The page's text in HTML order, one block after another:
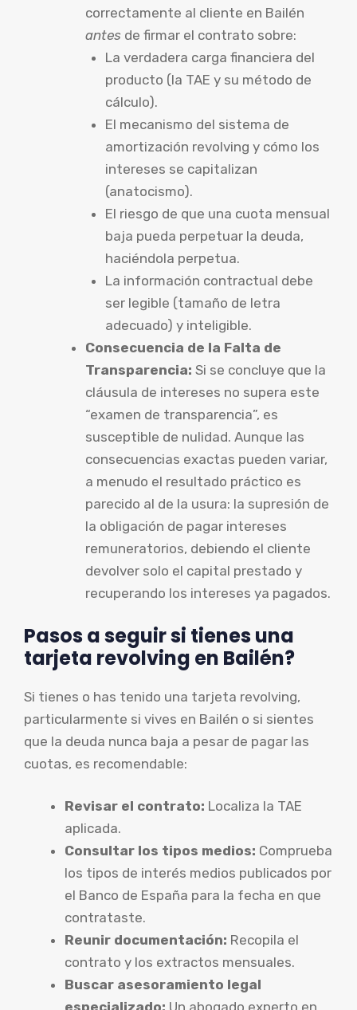
correctamente al cliente en Bailén
antes de firmar el contrato sobre:
La verdadera carga financiera del
producto (la TAE y su método de
cálculo).
El mecanismo del sistema de
amortización revolving y cómo los
intereses se capitalizan
(anatocismo).
El riesgo de que una cuota mensual
baja pueda perpetuar la deuda,
haciéndola perpetua.
La información contractual debe
ser legible (tamaño de letra
adecuado) y inteligible.
Consecuencia de la Falta de
Transparencia: Si se concluye que la
cláusula de intereses no supera este
“examen de transparencia”, es
susceptible de nulidad. Aunque las
consecuencias exactas pueden variar,
a menudo el resultado práctico es
parecido al de la usura: la supresión de
la obligación de pagar intereses
remuneratorios, debiendo el cliente
devolver solo el capital prestado y
recuperando los intereses ya pagados.
Pasos a seguir si tienes una
tarjeta revolving en Bailén?
Si tienes o has tenido una tarjeta revolving,
particularmente si vives en Bailén o si sientes
que la deuda nunca baja a pesar de pagar las
cuotas, es recomendable:
Revisar el contrato: Localiza la TAE
aplicada.
Consultar los tipos medios: Comprueba
los tipos de interés medios publicados por
el Banco de España para la fecha en que
contrataste.
Reunir documentación: Recopila el
contrato y los extractos mensuales.
Buscar asesoramiento legal
especializado: Un abogado experto en